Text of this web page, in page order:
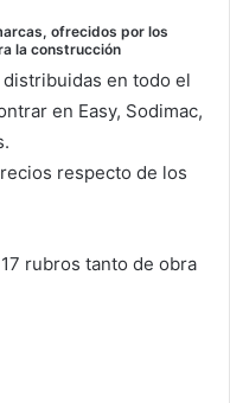
ofrecidos por los
la construcción
distribuidas en todo el
en Easy, Sodimac,
respecto de los
rubros tanto de obra